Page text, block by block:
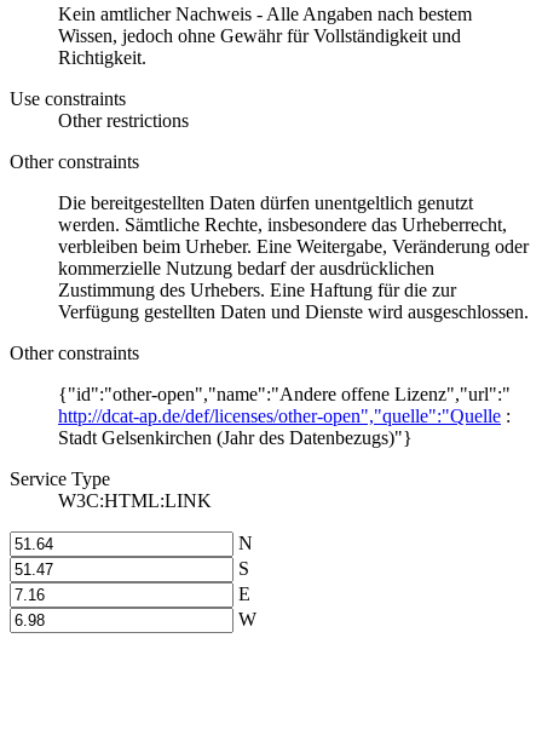
Kein amtlicher Nachweis - Alle Angaben nach bestem
Wissen, jedoch ohne Gewähr für Vollständigkeit und
Richtigkeit.
Use constraints
Other restrictions
Other constraints
Die bereitgestellten Daten dürfen unentgeltlich genutzt
werden. Sämtliche Rechte, insbesondere das Urheberrecht,
verbleiben beim Urheber. Eine Weitergabe, Veränderung oder
kommerzielle Nutzung bedarf der ausdrücklichen
Zustimmung des Urhebers. Eine Haftung für die zur
Verfügung gestellten Daten und Dienste wird ausgeschlossen.
Other constraints
{"id":"other-open","name":"Andere offene Lizenz","url":"
http://dcat-ap.de/def/licenses/other-open","quelle":"Quelle :
Stadt Gelsenkirchen (Jahr des Datenbezugs)"}
Service Type
W3C:HTML:LINK
N
S
E
W